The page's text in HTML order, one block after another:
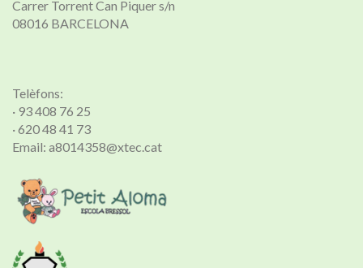
Carrer Torrent Can Piquer s/n
08016 BARCELONA
Telèfons:
· 93 408 76 25
· 620 48 41 73
Email: a8014358@xtec.cat